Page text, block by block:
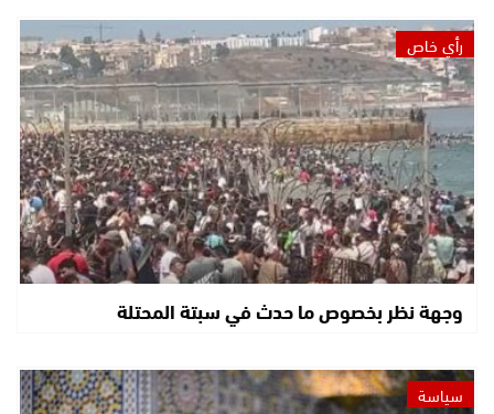
رأي خاص
وجهة نظر بخصوص ما حدث في سبتة المحتلة
سياسة